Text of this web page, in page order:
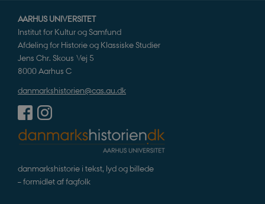
AARHUS UNIVERSITET
Institut for Kultur og Samfund
Afdeling for Historie og Klassiske Studier
Jens Chr. Skous Vej 5
8000 Aarhus C
danmarkshistorien@cas.au.dk
danmarkshistorie i tekst, lyd og billede
– formidlet af fagfolk